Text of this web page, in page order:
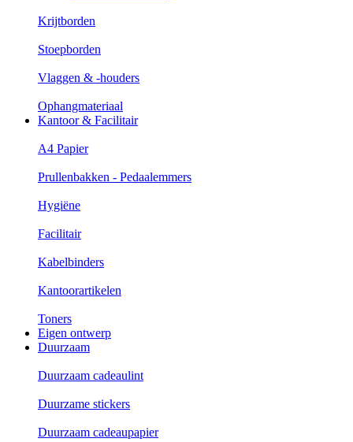
Krijtborden
Stoepborden
Vlaggen & -houders
Ophangmateriaal
Kantoor & Facilitair
A4 Papier
Prullenbakken - Pedaalemmers
Hygiëne
Facilitair
Kabelbinders
Kantoorartikelen
Toners
Eigen ontwerp
Duurzaam
Duurzaam cadeaulint
Duurzame stickers
Duurzaam cadeaupapier